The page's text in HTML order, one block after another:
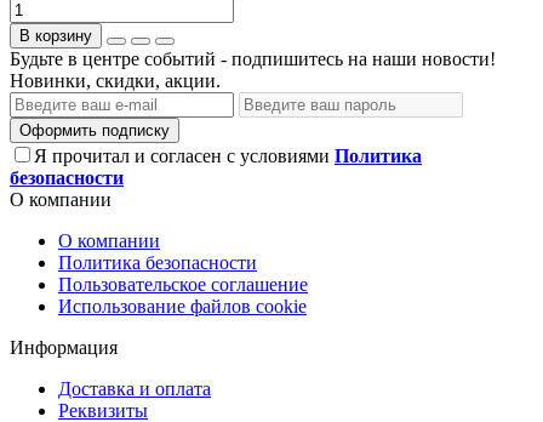
В корзину
Будьте в центре событий - подпишитесь на наши новости!
Новинки, скидки, акции.
Оформить подписку
Я прочитал и согласен с условиями Политика
безопасности
О компании
О компании
Политика безопасности
Пользовательское соглашение
Использование файлов cookie
Информация
Доставка и оплата
Реквизиты